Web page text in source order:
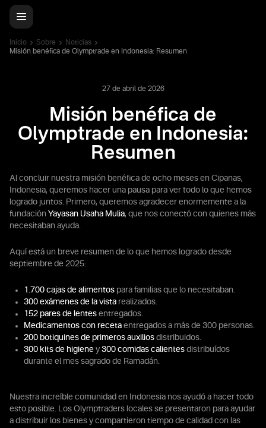
Inicio Sobre
Noticias
Misión benéfica de Olymptrade en Indonesia: Resumen
27 de abril de 2026
Misión benéfica de
Olymptrade en Indonesia:
Resumen
Al concluir nuestra misión benéfica de ocho meses en Cipanas,
Indonesia, queremos hacer una pausa para ver todo lo que hemos
logrado juntos. Primero, queremos agradecer enormemente a la
fundación Yayasan Usaha Mulia, que nos conectó con quienes más
necesitaban ayuda.
Aquí está un breve resumen de lo que hemos logrado desde
septiembre de 2025:
1.700 cajas de alimentos para familias que lo necesitaban.
300 exámenes de la vista realizados.
152 pares de lentes entregados.
Medicamentos con receta entregados a más de 300 personas.
200 botiquines de primeros auxilios distribuidos.
300 kits de higiene y 300 comidas calientes distribuídos
durante el mes sagrado de Ramadán.
Nuestra increíble comunidad en Indonesia nos ayudó a hacer todo
esto posible. Los Olymptraders locales se presentaron para ayudar
a distribuir los bienes y compartieron tiempo de calidad con las